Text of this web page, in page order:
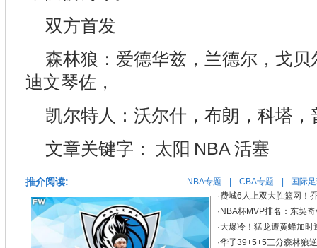
双方首发
森林狼：爱德华兹，兰德尔，戈
迪文琴佐，
凯尔特人：沃尔什，布朗，科塔
文章关键字：
太阳 NBA 活塞
推介阅读: NBA专题 CBA专题 国际
·费城6人上双大胜篮网！
· NBA杯MVP排名：东契
·大爆冷！猛龙遭黄蜂加
·华子39+5+5三分森林狼